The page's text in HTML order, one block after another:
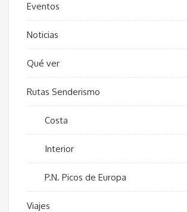
Eventos
Noticias
Qué ver
Rutas Senderismo
Costa
Interior
P.N. Picos de Europa
Viajes